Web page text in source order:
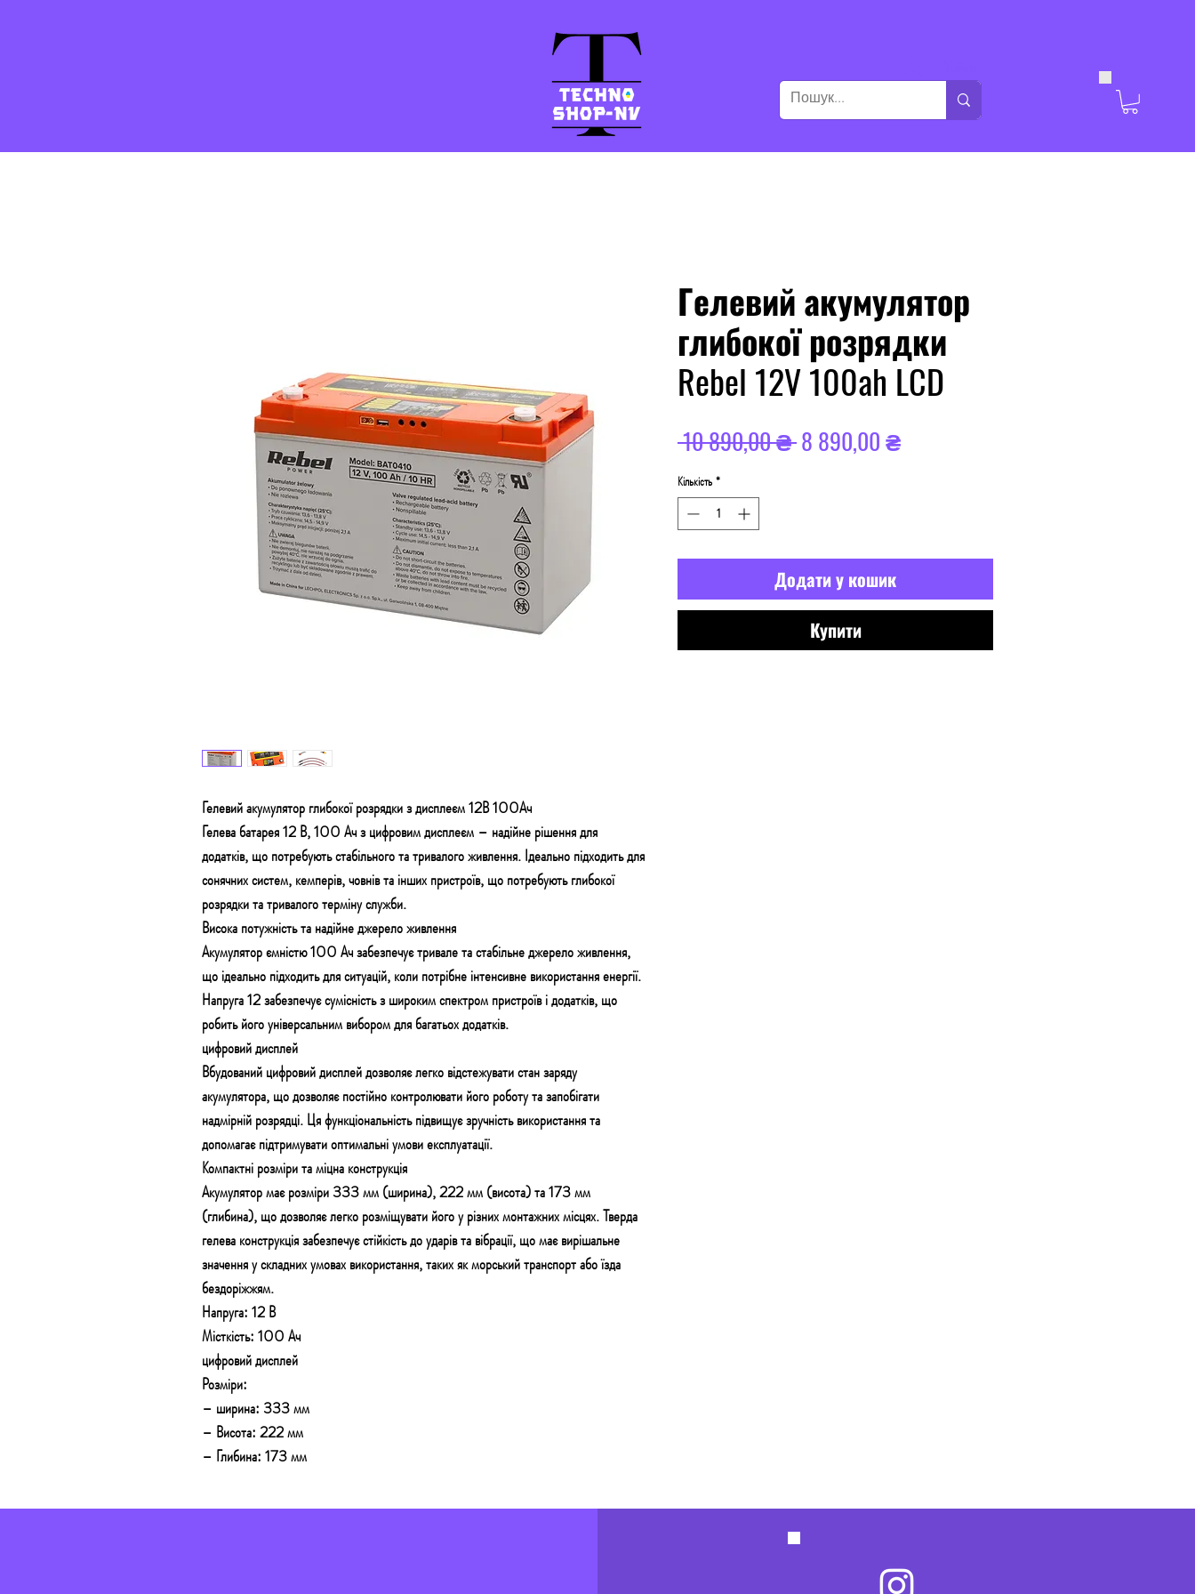
Гелевий акумулятор глибокої розрядки з дисплеєм 12В 100Ач
Гелева батарея 12 В, 100 Ач з цифровим дисплеєм – надійне рішення для
додатків, що потребують стабільного та тривалого живлення. Ідеально підходить для
сонячних систем, кемперів, човнів та інших пристроїв, що потребують глибокої
розрядки та тривалого терміну служби.
Висока потужність та надійне джерело живлення
Акумулятор ємністю 100 Ач забезпечує тривале та стабільне джерело живлення,
що ідеально підходить для ситуацій, коли потрібне інтенсивне використання енергії.
Напруга 12 забезпечує сумісність з широким спектром пристроїв і додатків, що
робить його універсальним вибором для багатьох додатків.
цифровий дисплей
Вбудований цифровий дисплей дозволяє легко відстежувати стан заряду
акумулятора, що дозволяє постійно контролювати його роботу та запобігати
надмірній розрядці. Ця функціональність підвищує зручність використання та
допомагає підтримувати оптимальні умови експлуатації.
Компактні розміри та міцна конструкція
Акумулятор має розміри 333 мм (ширина), 222 мм (висота) та 173 мм
(глибина), що дозволяє легко розміщувати його у різних монтажних місцях. Тверда
гелева конструкція забезпечує стійкість до ударів та вібрації, що має вирішальне
значення у складних умовах використання, таких як морський транспорт або їзда
бездоріжжям.
Напруга: 12 В
Місткість: 100 Ач
цифровий дисплей
Розміри:
– ширина: 333 мм
– Висота: 222 мм
– Глибина: 173 мм
Гелевий акумулятор
глибокої розрядки
Rebel 12V 100ah LCD
10 890,00 ₴ Звичайна
8 890,00 ₴За
Кількість *
Додати у кошик
Купити